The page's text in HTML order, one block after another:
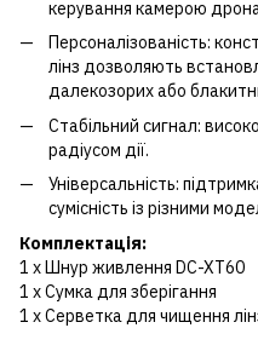
керування камерою
Персоналізованість:
лінз дозволяють
далекозорих або
Стабільний сигнал:
радіусом дії.
Універсальність:
сумісність із різними
Комплектація:
1 x Шнур живлення DC-XT60
1 x Сумка для зберігання
1 x Серветка для чищення